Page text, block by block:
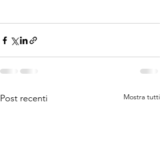
Post recenti Mostra tutti